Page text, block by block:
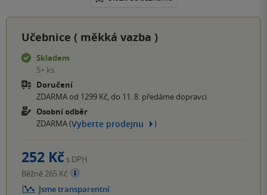
Učebnice ( měkká vazba )
Skladem
5+ ks
Doručení
ZDARMA od 1299 Kč, do 11. 8. předáme dopravci
Osobní odběr
ZDARMA (Vyberte prodejnu )
252 Kč s DPH
Běžně 265 Kč
Jsme transparentní